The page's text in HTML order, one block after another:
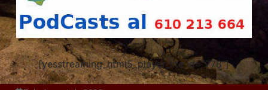
[yesstreaming_html5_player_lite id="778"]